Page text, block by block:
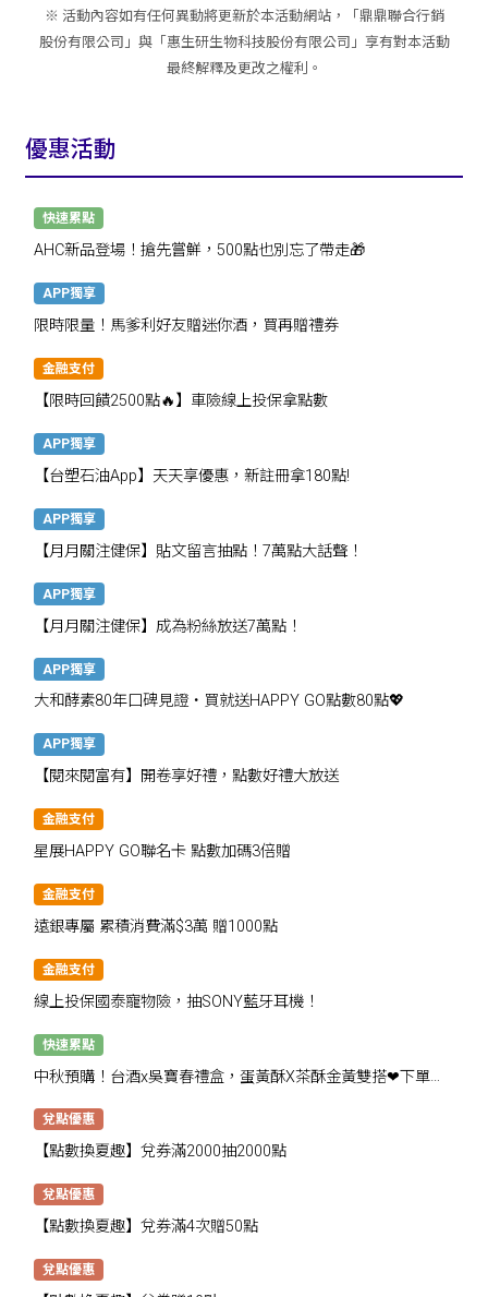
※ 活動內容如有任何異動將更新於本活動網站，「鼎鼎聯合行銷
股份有限公司」與「惠生研生物科技股份有限公司」享有對本活動
最終解釋及更改之權利。
優惠活動
快速累點
AHC新品登場！搶先嘗鮮，500點也別忘了帶走🎁
APP獨享
限時限量！馬爹利好友贈迷你酒，買再贈禮券
金融支付
【限時回饋2500點🔥】車險線上投保拿點數
APP獨享
【台塑石油App】天天享優惠，新註冊拿180點!
APP獨享
【月月關注健保】貼文留言抽點！7萬點大話聲！
APP獨享
【月月關注健保】成為粉絲放送7萬點！
APP獨享
大和酵素80年口碑見證・買就送HAPPY GO點數80點💖
APP獨享
【閱來閱富有】開卷享好禮，點數好禮大放送
金融支付
星展HAPPY GO聯名卡 點數加碼3倍贈
金融支付
遠銀專屬 累積消費滿$3萬 贈1000點
金融支付
線上投保國泰寵物險，抽SONY藍牙耳機！
快速累點
中秋預購！台酒x吳寶春禮盒，蛋黃酥X茶酥金黃雙搭❤下單抽
兌點優惠
【點數換夏趣】兌券滿2000抽2000點
兌點優惠
【點數換夏趣】兌券滿4次贈50點
兌點優惠